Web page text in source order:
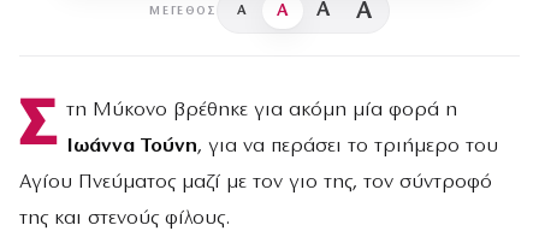
ΜΈΓΕΘΟΣ A A A A
Σ τη Μύκονο βρέθηκε για ακόμη μία φορά η
Ιωάννα Τούνη, για να περάσει το τριήμερο του
Αγίου Πνεύματος μαζί με τον γιο της, τον σύντροφό
της και στενούς φίλους.